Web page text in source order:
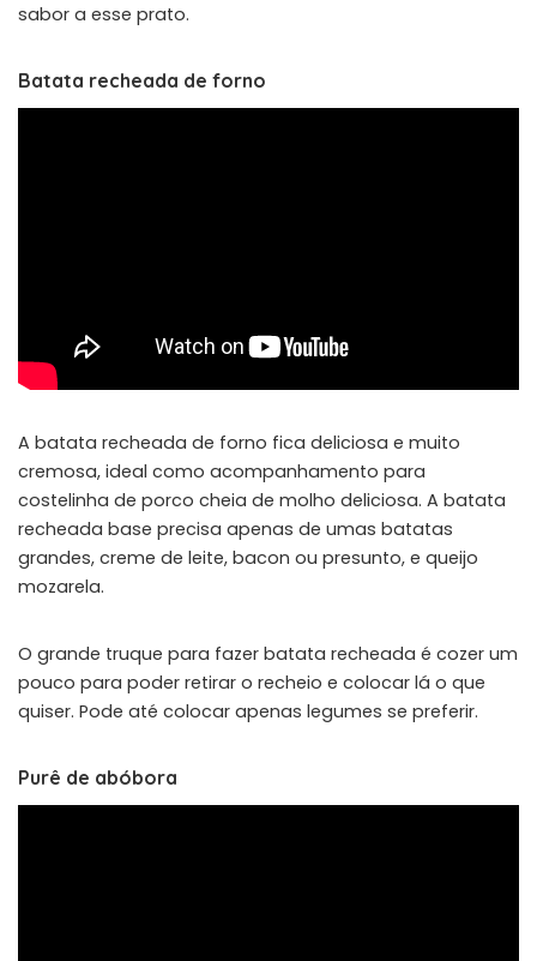
sabor a esse prato.
Batata recheada de forno
A batata recheada de forno fica deliciosa e muito
cremosa, ideal como acompanhamento para
costelinha de porco cheia de molho deliciosa. A batata
recheada base precisa apenas de umas batatas
grandes, creme de leite, bacon ou presunto, e queijo
mozarela.
O grande truque para fazer batata recheada é cozer um
pouco para poder retirar o recheio e colocar lá o que
quiser. Pode até colocar apenas legumes se preferir.
Purê de abóbora